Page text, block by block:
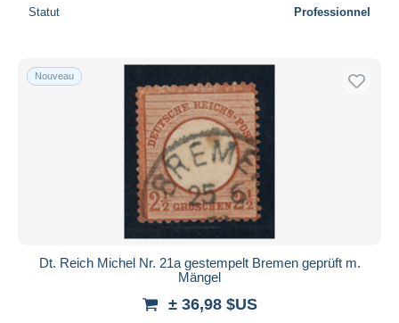
Statut Professionnel
Nouveau
Dt. Reich Michel Nr. 21a gestempelt Bremen geprüft m.
Mängel
± 36,98 $US